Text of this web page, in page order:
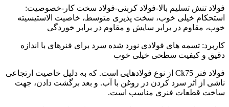
فولاد تنش تسلیم بالا-فولاد کربنی-فولاد سخت کار-خصوصیت:
استحکام خیلی خوب، سخت پذیری متوسط، خاصیت الاستیسیته
خوب، مقاوم در برابر سایش و مقاوم در برابر خوردگی
کاربرد: تسمه های فولادی نورد شده سرد برای فنرهای با اندازه
دقیق و کیفیت سطحی خیلی خوب
فولاد فنر Ck75 از نوع فولادهایی است. که به دلیل خاصیت ارتجاعی
ناشی از اثر سرد کردن در روغن با آب. و بعد برگشت دادن، جهت
ساخت قطعات فنری مناسب است.